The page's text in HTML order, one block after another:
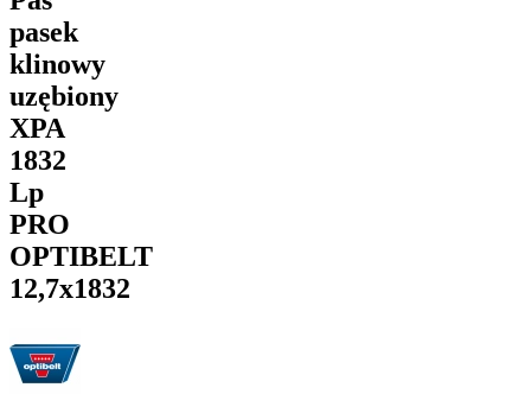
pasek
klinowy
uzębiony
XPA
1832
Lp
PRO
OPTIBELT
12,7x1832